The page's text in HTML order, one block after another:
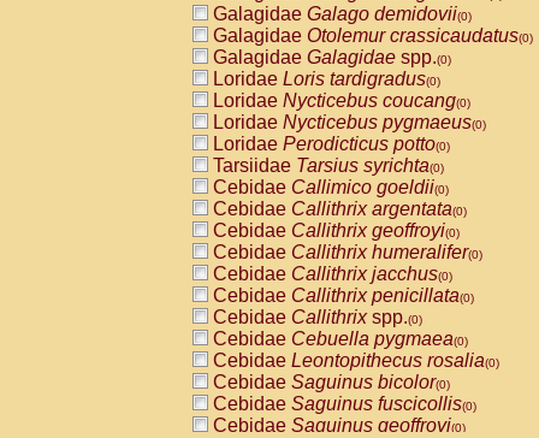
CercopithecidaePapio papio(0)
CercopithecidaePapiospp.(0)
CercopithecidaeMandrillus
CercopithecidaeMandrillus sphinx
CercopithecidaeTheropithecus
CercopithecidaeMacaca arctoides
CercopithecidaeMacaca assamensis
Cercopithecidae Macaca
CercopithecidaeMacaca cyclopis
CercopithecidaeMacaca fascicularis
CercopithecidaeMacaca fuscaca
CercopithecidaeMacaca fuscata
CercopithecidaeMacaca fuscata
CercopithecidaeMacaca maura
CercopithecidaeMacaca mulatta
CercopithecidaeMacaca nemestrina
CercopithecidaeMacaca nigra(0)
CercopithecidaeMacaca radiata
CercopithecidaeMacaca silenus
CercopithecidaeMacaca sinica
Galagidae Galago demidovii(0)
Galagidae Otolemur crassicaudatus(0)
Galagidae Galagidae spp.(0)
Loridae Loris tardigradus(0)
Loridae Nycticebus coucang(0)
Loridae Nycticebus pygmaeus(0)
Loridae Perodicticus potto(0)
Tarsiidae Tarsius syrichta(0)
Cebidae Callimico goeldii(0)
Cebidae Callithrix argentata(0)
Cebidae Callithrix geoffroyi(0)
Cebidae Callithrix humeralifer(0)
Cebidae Callithrix jacchus(0)
Cebidae Callithrix penicillata(0)
Cebidae Callithrixspp.(0)
Cebidae Cebuella pygmaea(0)
Cebidae Leontopithecus rosalia(0)
Cebidae Saguinus bicolor(0)
Cebidae Saguinus fuscicollis(0)
Cebidae Saguinus geoffroyi(0)